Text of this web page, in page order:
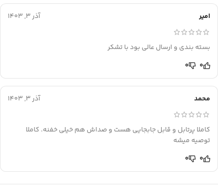
امیر آذر 3, 1403
بسته بندی و ارسال عالی بود با تشکر
0
0
محمد آذر 3, 1403
کاملا پرتابل و قابل جابجایی هست و صداش هم خیلی خفنه. کاملا
توصیه میشه
0
0